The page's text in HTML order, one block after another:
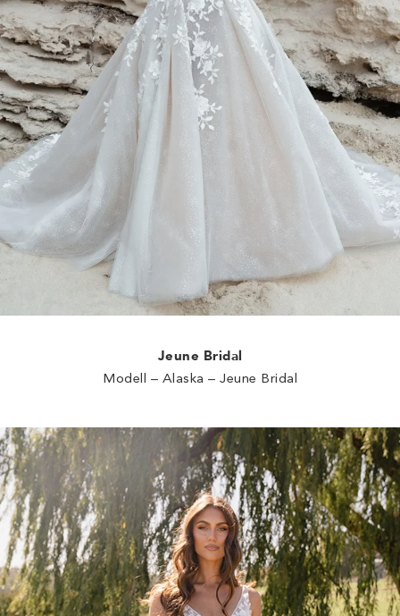
Jeune Bridal
Modell – Alaska – Jeune Bridal